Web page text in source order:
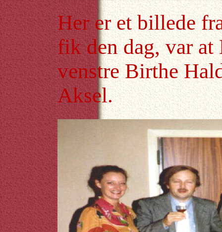
Her er et billede
fik den dag, var at
venstre Birthe
Aksel.